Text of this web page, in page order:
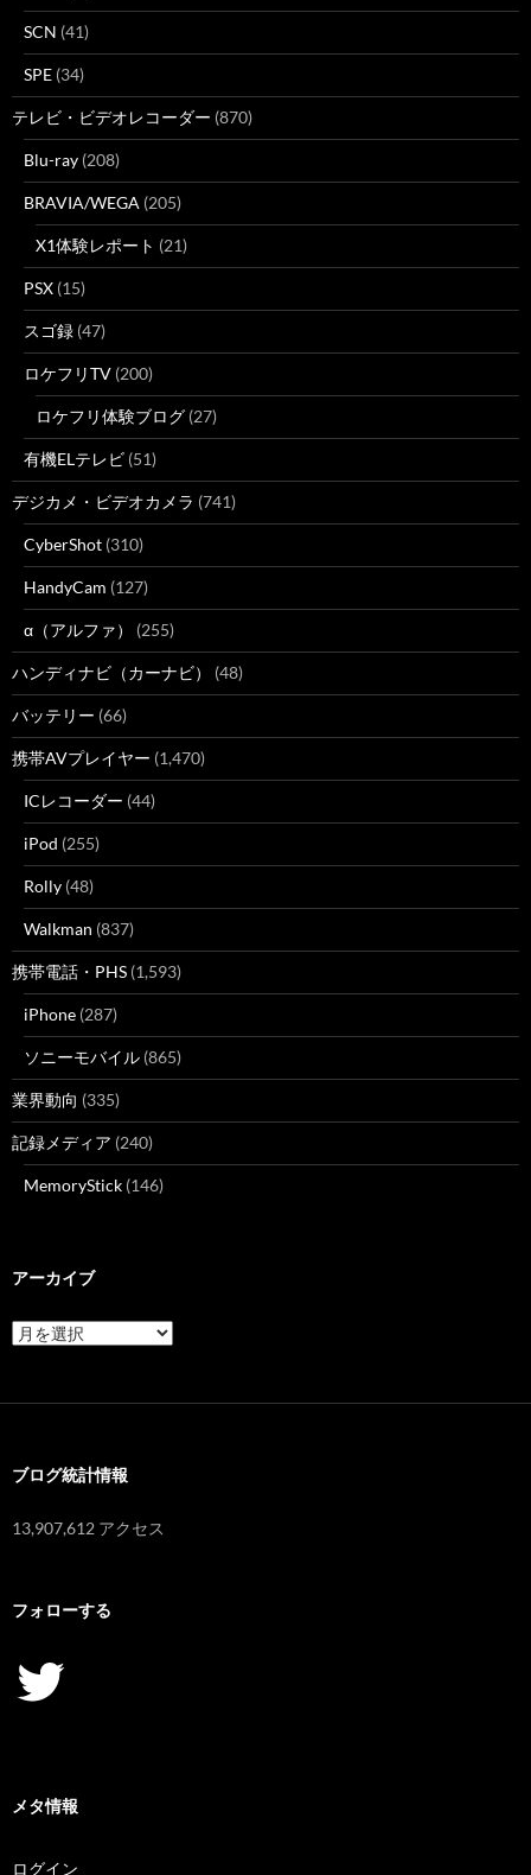
SCN (41)
SPE (34)
テレビ・ビデオレコーダー (870)
Blu-ray (208)
BRAVIA/WEGA (205)
X1体験レポート (21)
PSX (15)
スゴ録 (47)
ロケフリTV (200)
ロケフリ体験ブログ (27)
有機ELテレビ (51)
デジカメ・ビデオカメラ (741)
CyberShot (310)
HandyCam (127)
α（アルファ） (255)
ハンディナビ（カーナビ） (48)
バッテリー (66)
携帯AVプレイヤー (1,470)
ICレコーダー (44)
iPod (255)
Rolly (48)
Walkman (837)
携帯電話・PHS (1,593)
iPhone (287)
ソニーモバイル (865)
業界動向 (335)
記録メディア (240)
MemoryStick (146)
アーカイブ
ア
ー
ブログ統計情報
13,907,612 アクセス
フォローする
Twitter
メタ情報
ログイン